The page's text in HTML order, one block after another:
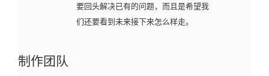
要回头解决已有的问题，而且是希望我
们还要看到未来接下来怎么样走。
制作团队